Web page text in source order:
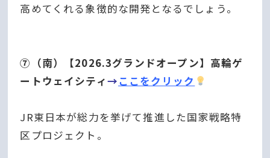
高めてくれる象徴的な開発となるでしょう。
⑦（南）【2026.3グランドオープン】高輪ゲ
ートウェイシティ→ここをクリック
JR東日本が総力を挙げて推進した国家戦略特
区プロジェクト。